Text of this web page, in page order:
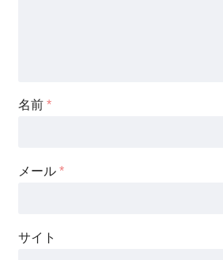
名前*
メール*
サイト